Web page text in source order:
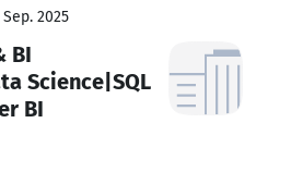
2025
BI
Science|SQL
BI